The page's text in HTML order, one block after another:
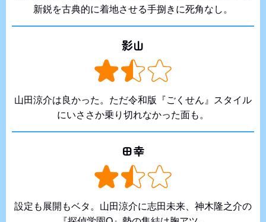
新鋭を古典的に着地させる手捌きに死角なし。
影山
山田涼介は良かった。ただ令和版『ごくせん』スタイル
にいささか乗り切れなかった面も。
田幸
設定も展開もベタ。山田涼介に志田未来、神木隆之介の